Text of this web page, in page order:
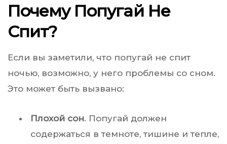
Почему Попугай Не
Спит?
Если вы заметили, что попугай не спит
ночью, возможно, у него проблемы со сном.
Это может быть вызвано:
Плохой сон. Попугай должен
содержаться в темноте, тишине и тепле,